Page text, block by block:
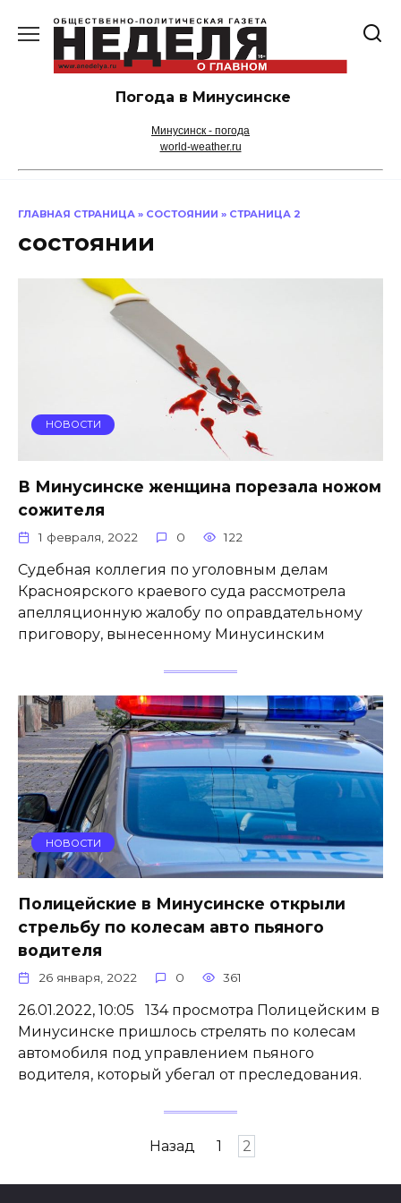
содержанию
Погода в Минусинске
Минусинск - погода
world-weather.ru
ГЛАВНАЯ СТРАНИЦА » СОСТОЯНИИ » СТРАНИЦА 2
состоянии
НОВОСТИ
В Минусинске женщина порезала ножом
сожителя
1 февраля, 2022 0 122
Судебная коллегия по уголовным делам
Красноярского краевого суда рассмотрела
апелляционную жалобу по оправдательному
приговору, вынесенному Минусинским
НОВОСТИ
Полицейские в Минусинске открыли
стрельбу по колесам авто пьяного
водителя
26 января, 2022 0 361
26.01.2022, 10:05 134 просмотра Полицейским в
Минусинске пришлось стрелять по колесам
автомобиля под управлением пьяного
водителя, который убегал от преследования.
Назад 1 2